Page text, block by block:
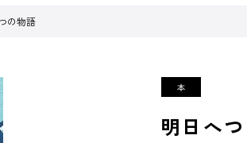
の物語
明日へ